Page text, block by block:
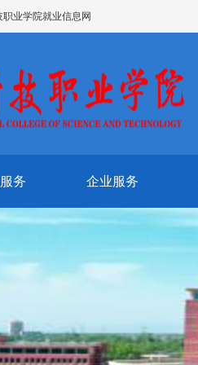
业学院就业信息网
务 企业服务